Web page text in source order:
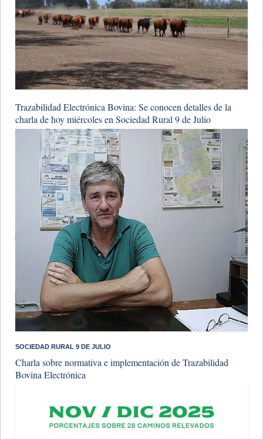
Trazabilidad Electrónica Bovina: Se conocen detalles de la
charla de hoy miércoles en Sociedad Rural 9 de Julio
SOCIEDAD RURAL 9 DE JULIO
Charla sobre normativa e implementación de Trazabilidad
Bovina Electrónica